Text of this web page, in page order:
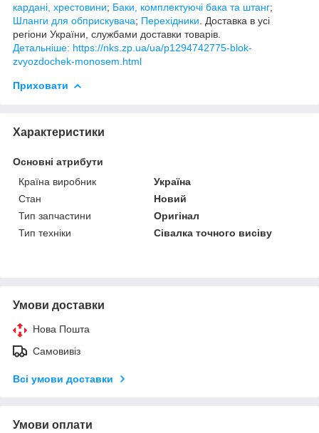
кардані, хрестовини; Баки, комплектуючі бака та штанг;
Шланги для обприскувача; Перехідники . Доставка в усі
регіони України, службами доставки товарів.
Детальніше: https://nks.zp.ua/ua/p1294742775-blok-
zvyozdochek-monosem.html
Приховати
Характеристики
Основні атрибути
Країна виробник
Україна
Стан
Новий
Тип запчастини
Оригінал
Тип техніки
Сівалка точного висіву
Умови доставки
Нова Пошта
Самовивіз
Всі умови доставки
Умови оплати